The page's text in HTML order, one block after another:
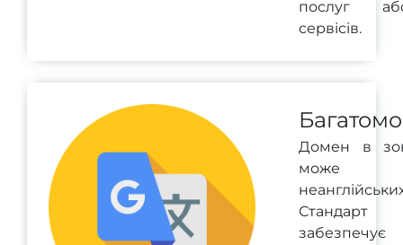
послуг
сервісів.
Домен в
може
забезпечує